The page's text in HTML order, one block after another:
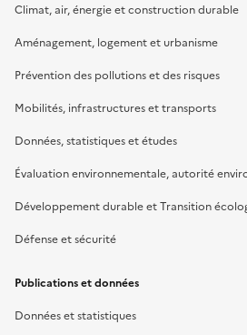
Climat, air, énergie et construction durable
Aménagement, logement et urbanisme
Prévention des pollutions et des risques
Mobilités, infrastructures et transports
Données, statistiques et études
Évaluation environnementale, autorité
Développement durable et Transition
Défense et sécurité
Publications et données
Données et statistiques